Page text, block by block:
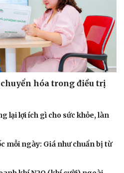
hóa trong điều trị
lại lợi ích gì cho sức khỏe, làn
mỗi ngày: Giá như chuẩn bị từ